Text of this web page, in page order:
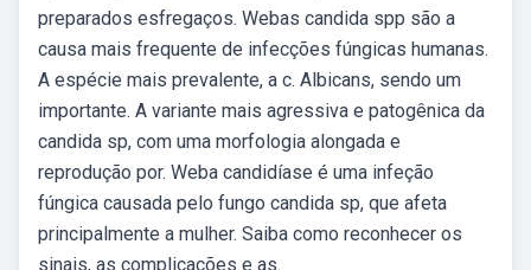
preparados esfregaços. Webas candida spp são a
causa mais frequente de infecções fúngicas humanas.
A espécie mais prevalente, a c. Albicans, sendo um
importante. A variante mais agressiva e patogênica da
candida sp, com uma morfologia alongada e
reprodução por. Weba candidíase é uma infeção
fúngica causada pelo fungo candida sp, que afeta
principalmente a mulher. Saiba como reconhecer os
sinais, as complicações e as.